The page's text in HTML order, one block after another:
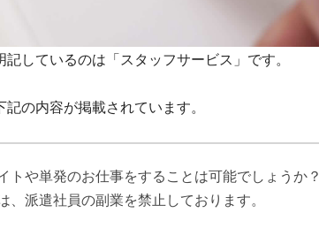
しているのは「スタッフサービス」です。
の内容が掲載されています。
トや単発のお仕事をすることは可能でしょうか？
、派遣社員の副業を禁止しております。